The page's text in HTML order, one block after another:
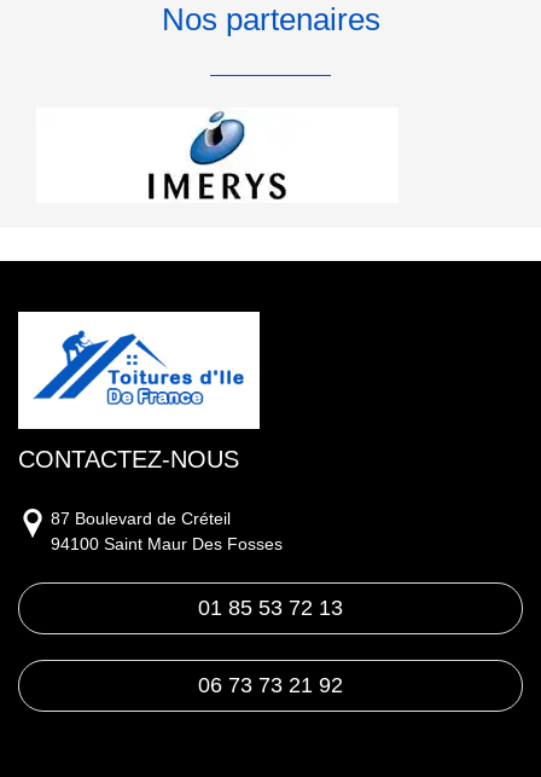
Nos partenaires
CONTACTEZ-NOUS
87 Boulevard de Créteil
94100 Saint Maur Des Fosses
01 85 53 72 13
06 73 73 21 92